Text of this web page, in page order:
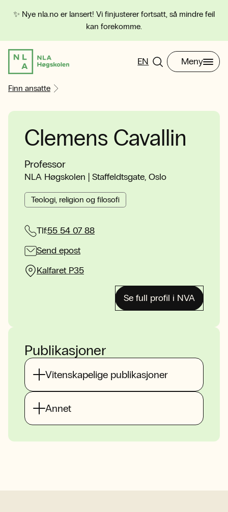
✨ Nye nla.no er lansert! Vi finjusterer fortsatt, så mindre feil
kan forekomme.
EN Meny
Finn ansatte
Clemens Cavallin
Professor
NLA Høgskolen | Staffeldtsgate, Oslo
Teologi, religion og filosofi
Tlf:55 54 07 88
Send epost
Kalfaret P35
Se full profil i NVA
Publikasjoner
Vitenskapelige publikasjoner
Annet